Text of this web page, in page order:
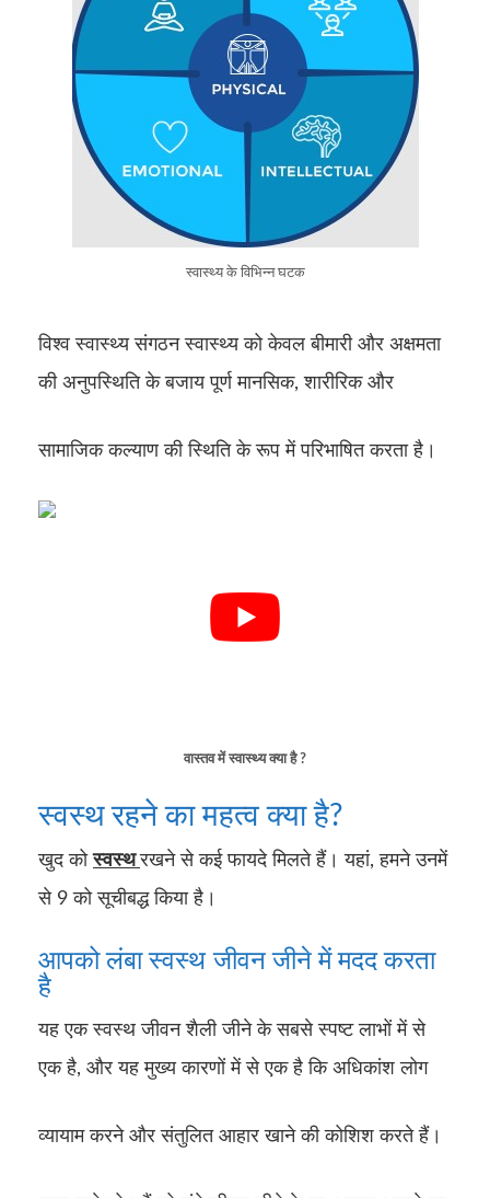
स्वास्थ्य के विभिन्न घटक
विश्व स्वास्थ्य संगठन स्वास्थ्य को केवल बीमारी और अक्षमता
की अनुपस्थिति के बजाय पूर्ण मानसिक, शारीरिक और
सामाजिक कल्याण की स्थिति के रूप में परिभाषित करता है।
वास्तव में स्वास्थ्य क्या है ?
स्वस्थ रहने का महत्व क्या है?
खुद कोस्वस्थरखने से कई फायदे मिलते हैं। यहां, हमने उनमें
से 9 को सूचीबद्ध किया है।
आपको लंबा स्वस्थ जीवन जीने में मदद करता
है
यह एक स्वस्थ जीवन शैली जीने के सबसे स्पष्ट लाभों में से
एक है, और यह मुख्य कारणों में से एक है कि अधिकांश लोग
व्यायाम करने और संतुलित आहार खाने की कोशिश करते हैं।